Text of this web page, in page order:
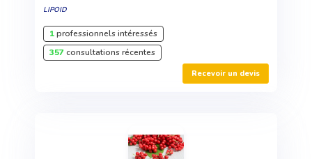
LIPOID
1professionnels intéressés
357consultations récentes
Recevoir un devis